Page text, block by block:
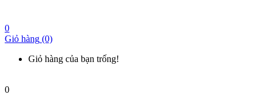
0
Giỏ hàng (0)
Giỏ hàng của bạn trống!
0